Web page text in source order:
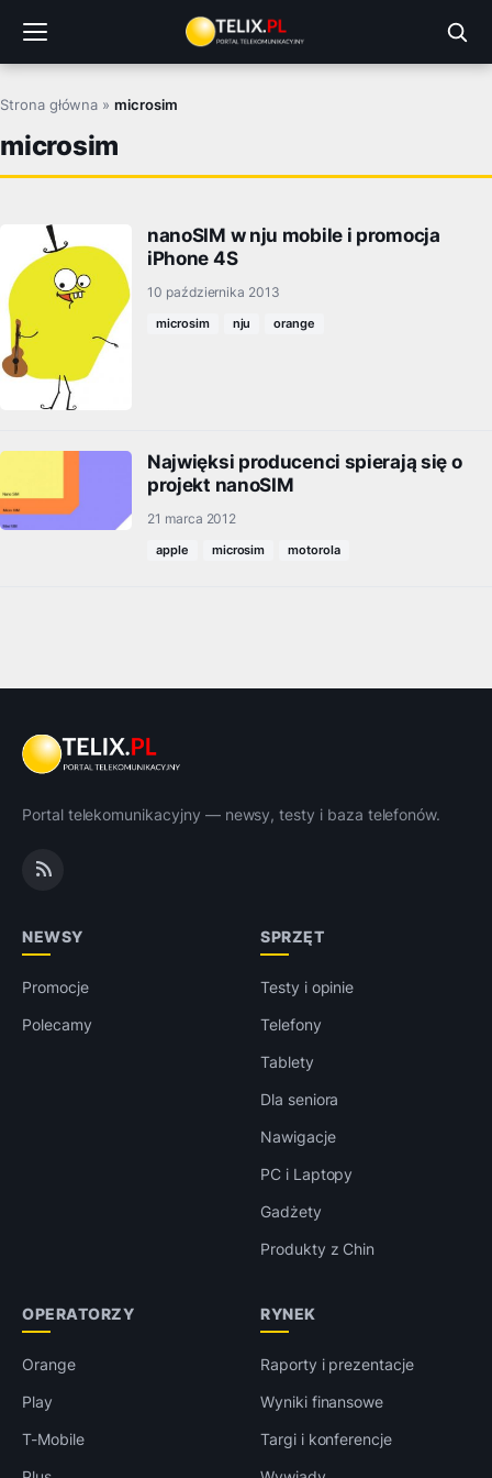
treści
Strona główna »microsim
microsim
nanoSIM w nju mobile i promocja
iPhone 4S
10 października 2013
microsim nju orange
Najwięksi producenci spierają się o
projekt nanoSIM
21 marca 2012
apple microsim motorola
Portal telekomunikacyjny — newsy, testy i baza telefonów.
NEWSY
Promocje
Polecamy
SPRZĘT
Testy i opinie
Telefony
Tablety
Dla seniora
Nawigacje
PC i Laptopy
Gadżety
Produkty z Chin
OPERATORZY
Orange
Play
T-Mobile
RYNEK
Raporty i prezentacje
Wyniki finansowe
Targi i konferencje